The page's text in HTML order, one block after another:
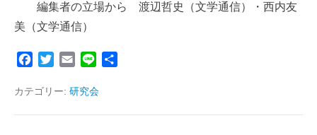
編集者の立場から 渡辺哲史（文学通信）・西内友
美（文学通信）
c
i
E
a
n
カテゴリー: 研究会